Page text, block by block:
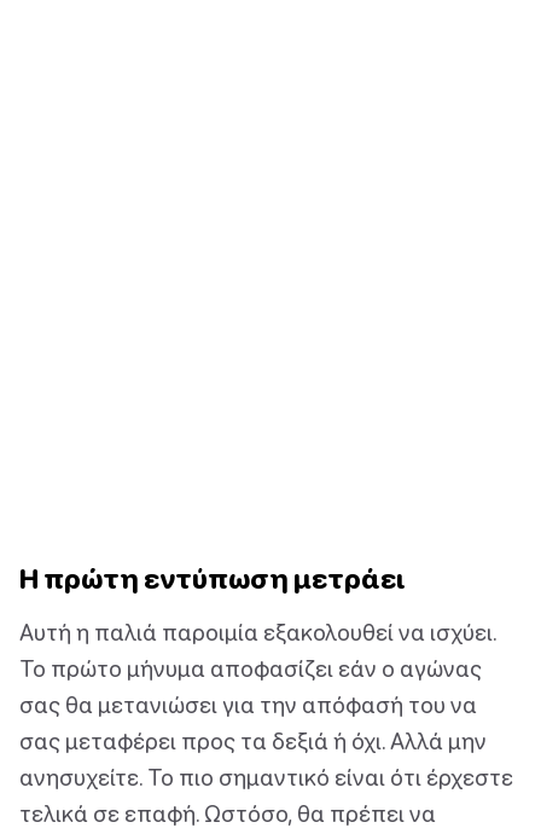
Η πρώτη εντύπωση μετράει
Αυτή η παλιά παροιμία εξακολουθεί να ισχύει.
Το πρώτο μήνυμα αποφασίζει εάν ο αγώνας
σας θα μετανιώσει για την απόφασή του να
σας μεταφέρει προς τα δεξιά ή όχι. Αλλά μην
ανησυχείτε. Το πιο σημαντικό είναι ότι έρχεστε
τελικά σε επαφή. Ωστόσο, θα πρέπει να